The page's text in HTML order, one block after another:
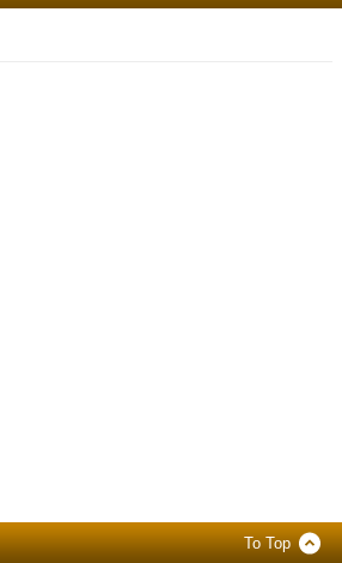
To Top